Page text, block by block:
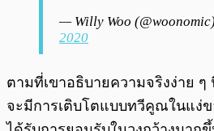
— Willy Woo
2020
ตามที่เขาอธิบายความจริงง่าย
จะมีการเติบโตแบบทวีคูณในแง่